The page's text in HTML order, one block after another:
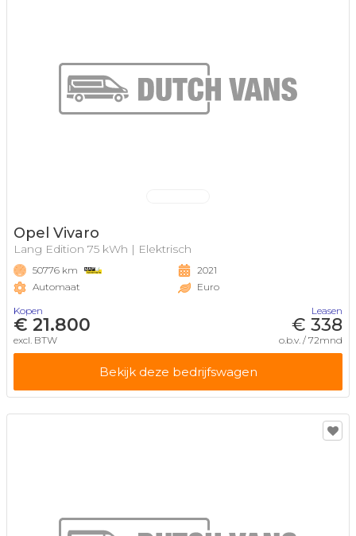
Opel Vivaro
Lang Edition 75 kWh | Elektrisch
50776 km
Automaat
2021
Euro
Kopen
€ 21.800
excl. BTW
Leasen
€ 338
o.b.v. / 72mnd
Bekijk deze bedrijfswagen